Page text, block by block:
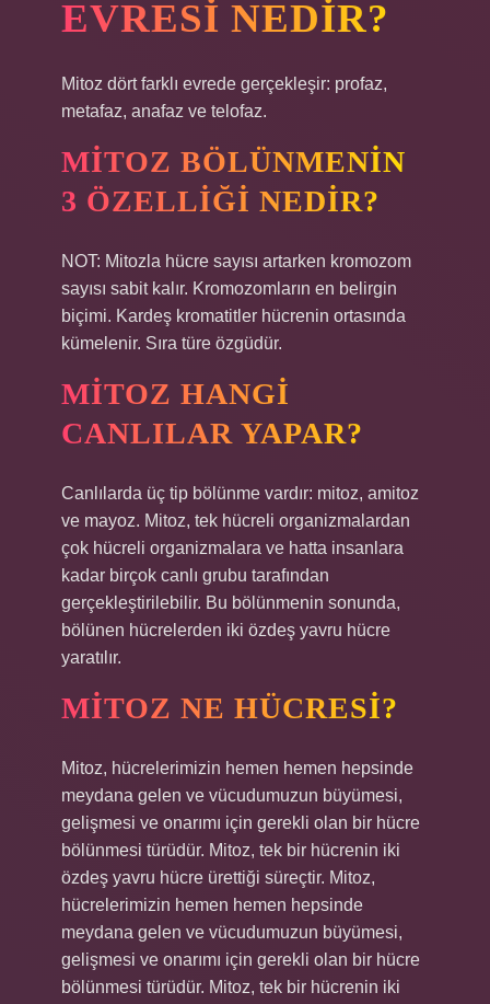
EVRESI NEDIR?
Mitoz dört farklı evrede gerçekleşir: profaz,
metafaz, anafaz ve telofaz.
MITOZ BÖLÜNMENIN
3 ÖZELLIĞI NEDIR?
NOT: Mitozla hücre sayısı artarken kromozom
sayısı sabit kalır. Kromozomların en belirgin
biçimi. Kardeş kromatitler hücrenin ortasında
kümelenir. Sıra türe özgüdür.
MITOZ HANGI
CANLILAR YAPAR?
Canlılarda üç tip bölünme vardır: mitoz, amitoz
ve mayoz. Mitoz, tek hücreli organizmalardan
çok hücreli organizmalara ve hatta insanlara
kadar birçok canlı grubu tarafından
gerçekleştirilebilir. Bu bölünmenin sonunda,
bölünen hücrelerden iki özdeş yavru hücre
yaratılır.
MITOZ NE HÜCRESI?
Mitoz, hücrelerimizin hemen hemen hepsinde
meydana gelen ve vücudumuzun büyümesi,
gelişmesi ve onarımı için gerekli olan bir hücre
bölünmesi türüdür. Mitoz, tek bir hücrenin iki
özdeş yavru hücre ürettiği süreçtir. Mitoz,
hücrelerimizin hemen hemen hepsinde
meydana gelen ve vücudumuzun büyümesi,
gelişmesi ve onarımı için gerekli olan bir hücre
bölünmesi türüdür. Mitoz, tek bir hücrenin iki